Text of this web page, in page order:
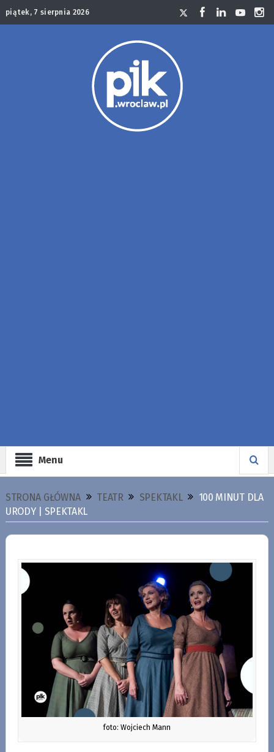
piątek, 7 sierpnia 2026
Menu
STRONA GŁÓWNA TEATR SPEKTAKL
100 MINUT DLA
URODY | SPEKTAKL
foto: Wojciech Mann